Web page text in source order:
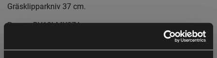
Gräsklipparkniv 37 cm.
Passar RY18LMX37A.